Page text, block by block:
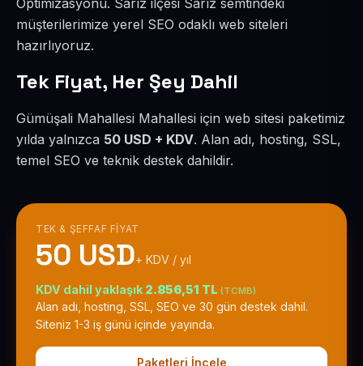
Optimizasyonu. Sarız ilçesi Sarız semtindeki
müşterilerimize yerel SEO odaklı web siteleri
hazırlıyoruz.
Tek Fiyat, Her Şey Dahil
Gümüşali Mahallesi Mahallesi için web sitesi paketimiz
yılda yalnızca 50 USD + KDV. Alan adı, hosting, SSL,
temel SEO ve teknik destek dahildir.
TEK & ŞEFFAF FIYAT
50 USD+ KDV / yıl
KDV dahil yaklaşık 2.856,51 TL (TCMB)
Alan adı, hosting, SSL, SEO ve 30 gün destek dahil.
Siteniz 1-3 iş günü içinde yayında.
Paketleri İncele